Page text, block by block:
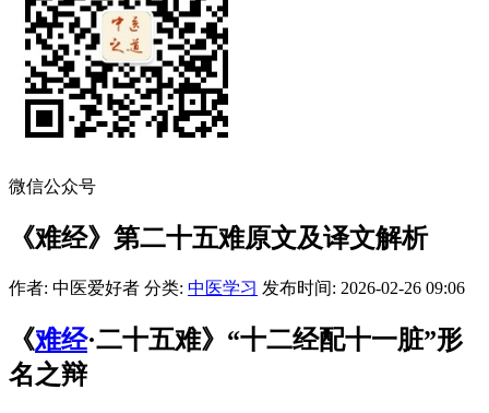
微信公众号
《难经》第二十五难原文及译文解析
作者: 中医爱好者 分类: 中医学习 发布时间: 2026-02-26 09:06
《难经·二十五难》“十二经配十一脏”形
名之辩